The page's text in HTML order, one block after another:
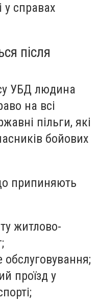
у справах
після
УБД людина
на всі
пільги, які
бойових
припиняють
житлово-
проїзд у